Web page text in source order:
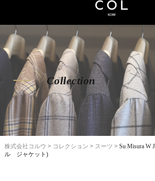
Collection
株式会社コルウ > コレクション > スーツ > Su Misura W
ル ジャケット)